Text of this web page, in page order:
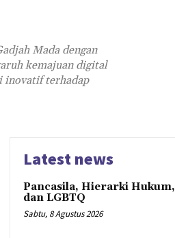
Mada dengan
kemajuan digital
inovatif terhadap
Latest news
Pancasila, Hierarki Hukum,
dan LGBTQ
Sabtu, 8 Agustus 2026